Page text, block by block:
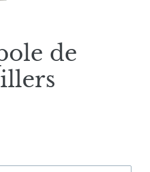
de